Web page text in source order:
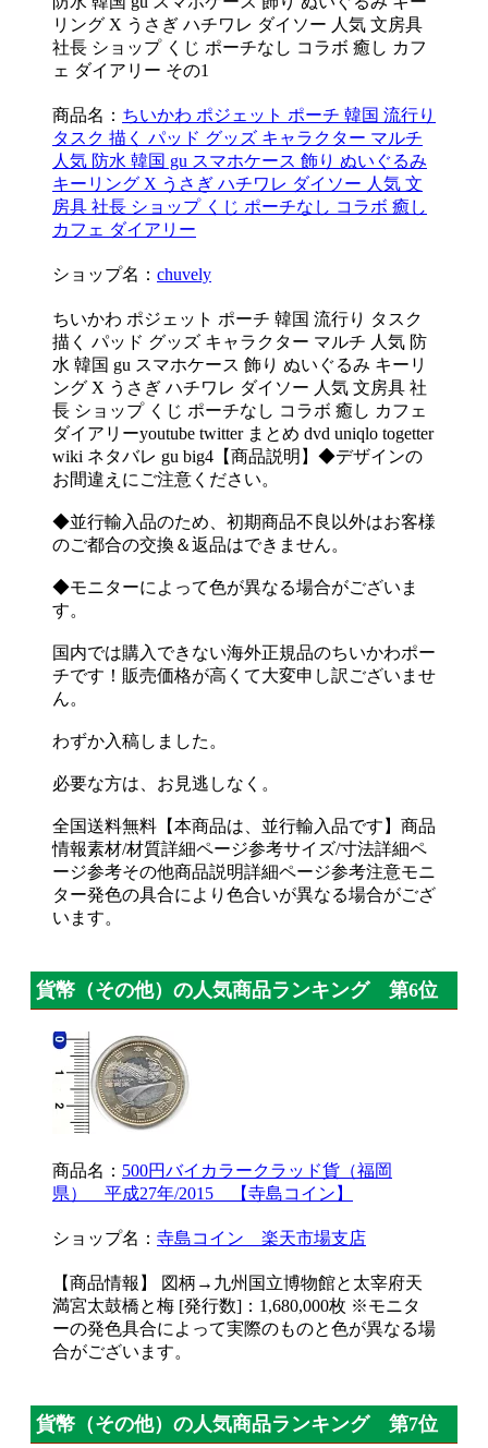
商品名： ちいかわ ポジェット ポーチ 韓国 流行り
タスク 描く パッド グッズ キャラクター マルチ
人気 防水 韓国 gu スマホケース 飾り ぬいぐるみ
キーリング X うさぎ ハチワレ ダイソー 人気 文
房具 社長 ショップ くじ ポーチなし コラボ 癒し
カフェ ダイアリー
ショップ名： chuvely
ちいかわ ポジェット ポーチ 韓国 流行り タスク
描く パッド グッズ キャラクター マルチ 人気 防
水 韓国 gu スマホケース 飾り ぬいぐるみ キーリ
ング X うさぎ ハチワレ ダイソー 人気 文房具 社
長 ショップ くじ ポーチなし コラボ 癒し カフェ
ダイアリーyoutube twitter まとめ dvd uniqlo togetter
wiki ネタバレ gu big4【商品説明】◆デザインの
お間違えにご注意ください。
◆並行輸入品のため、初期商品不良以外はお客様
のご都合の交換＆返品はできません。
◆モニターによって色が異なる場合がございま
す。
国内では購入できない海外正規品のちいかわポー
チです！販売価格が高くて大変申し訳ございませ
ん。
わずか入稿しました。
必要な方は、お見逃しなく。
全国送料無料【本商品は、並行輸入品です】商品
情報素材/材質詳細ページ参考サイズ/寸法詳細ペ
ージ参考その他商品説明詳細ページ参考注意モニ
ター発色の具合により色合いが異なる場合がござ
います。
貨幣（その他）の人気商品ランキング 第6位
商品名： 500円バイカラークラッド貨（福岡
県） 平成27年/2015 【寺島コイン】
ショップ名： 寺島コイン 楽天市場支店
【商品情報】 図柄→九州国立博物館と太宰府天
満宮太鼓橋と梅 [発行数]：1,680,000枚 ※モニタ
ーの発色具合によって実際のものと色が異なる場
合がございます。
貨幣（その他）の人気商品ランキング 第7位